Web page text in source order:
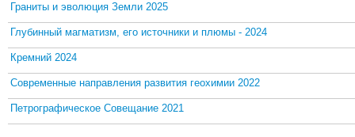
Граниты и эволюция Земли 2025
Глубинный магматизм, его источники и плюмы - 2024
Кремний 2024
Современные направления развития геохимии 2022
Петрографическое Совещание 2021